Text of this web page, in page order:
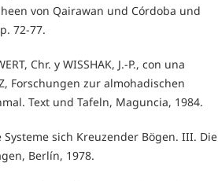
von Qairawan und Córdoba und
72-77.
Chr. y WISSHAK, J.-P., con una
Forschungen zur almohadischen
Text und Tafeln, Maguncia, 1984.
Systeme sich Kreuzender Bögen. III. Die
Berlín, 1978.